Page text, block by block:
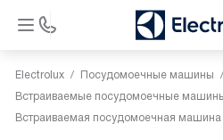
Electrolux
Посудомоечные машины
Встраиваемые посудомоечные
Встраиваемая посудомоечная машина